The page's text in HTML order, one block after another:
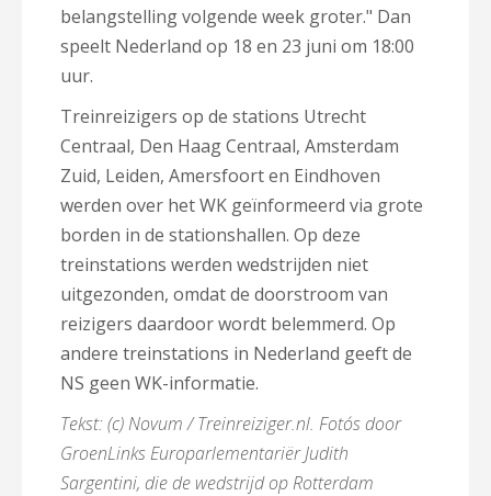
belangstelling volgende week groter." Dan
speelt Nederland op 18 en 23 juni om 18:00
uur.
Treinreizigers op de stations Utrecht
Centraal, Den Haag Centraal, Amsterdam
Zuid, Leiden, Amersfoort en Eindhoven
werden over het WK geïnformeerd via grote
borden in de stationshallen. Op deze
treinstations werden wedstrijden niet
uitgezonden, omdat de doorstroom van
reizigers daardoor wordt belemmerd. Op
andere treinstations in Nederland geeft de
NS geen WK-informatie.
Tekst: (c) Novum / Treinreiziger.nl. Foto´s door
GroenLinks Europarlementariër Judith
Sargentini, die de wedstrijd op Rotterdam